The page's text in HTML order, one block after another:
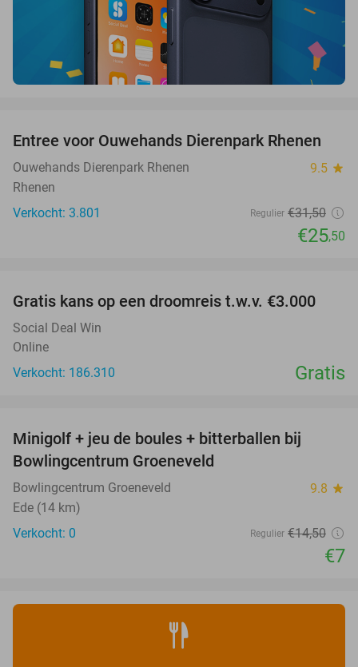
19%
Entree voor Ouwehands Dierenpark Rhenen
Ouwehands Dierenpark Rhenen 9.5 star
Rhenen
Verkocht: 3.801
Regulier €31,50
€25,50
Gratis kans op een droomreis t.w.v. €3.000
Social Deal Win
Online
Verkocht: 186.310
Gratis
NEW
TODAY
Minigolf + jeu de boules + bitterballen bij
Bowlingcentrum Groeneveld
Bowlingcentrum Groeneveld 9.8 star
Ede (14 km)
Verkocht: 0
Regulier €14,50
€7